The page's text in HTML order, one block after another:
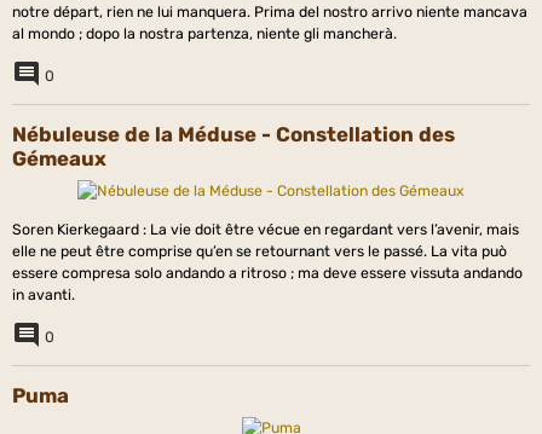
notre départ, rien ne lui manquera. Prima del nostro arrivo niente mancava
al mondo ; dopo la nostra partenza, niente gli mancherà.
0
Nébuleuse de la Méduse - Constellation des
Gémeaux
Soren Kierkegaard : La vie doit être vécue en regardant vers l’avenir, mais
elle ne peut être comprise qu’en se retournant vers le passé. La vita può
essere compresa solo andando a ritroso ; ma deve essere vissuta andando
in avanti.
0
Puma